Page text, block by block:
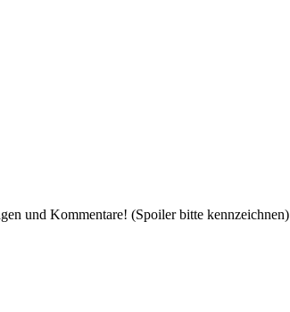
und Kommentare! (Spoiler bitte kennzeichnen)